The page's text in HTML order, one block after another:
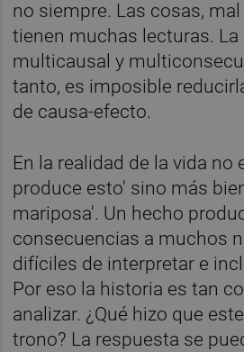
no siempre. Las cosas,
tienen muchas lecturas. La
multicausal y
tanto, es imposible
de causa-efecto.
En la realidad de la vida no
produce esto' sino más
mariposa'. Un hecho
consecuencias a muchos
difíciles de interpretar e
Por eso la historia es tan
analizar. ¿Qué hizo que
trono? La respuesta se